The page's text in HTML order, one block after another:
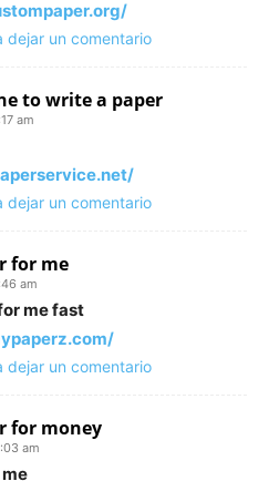
dejar un comentario
to write a paper
am
dejar un comentario
for me
am
me fast
dejar un comentario
for money
am